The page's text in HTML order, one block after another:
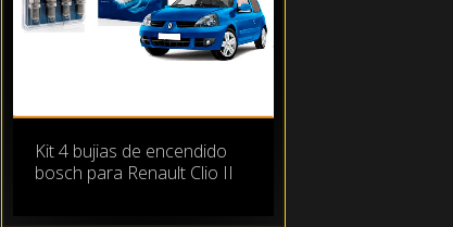
Kit 4 bujias de encendido
bosch para Renault Clio II